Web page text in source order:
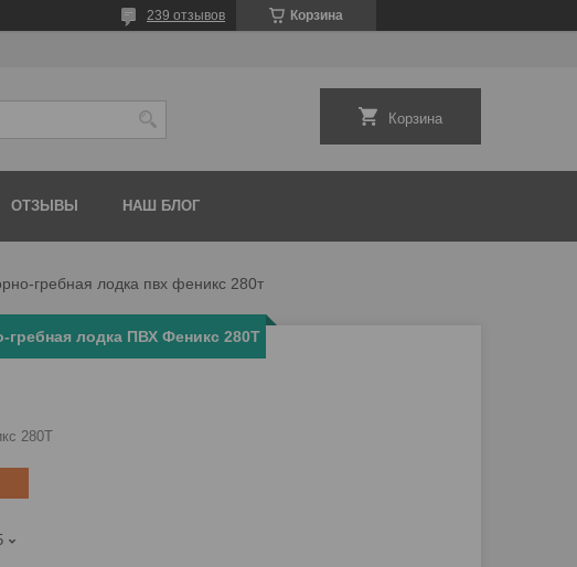
Корзина
239 отзывов
Корзина
ОТЗЫВЫ НАШ БЛОГ
гребная лодка пвх феникс 280т
гребная лодка ПВХ Феникс 280Т
280Т